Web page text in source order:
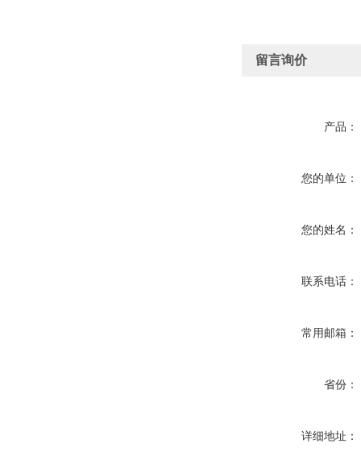
留言询价
产品：
您的单位：
您的姓名：
联系电话：
常用邮箱：
省份：
详细地址：